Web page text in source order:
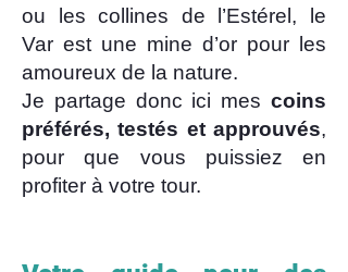
ou les collines de l’Estérel, le
Var est une mine d’or pour les
amoureux de la nature.
Je partage donc ici mes coins
préférés, testés et approuvés,
pour que vous puissiez en
profiter à votre tour.